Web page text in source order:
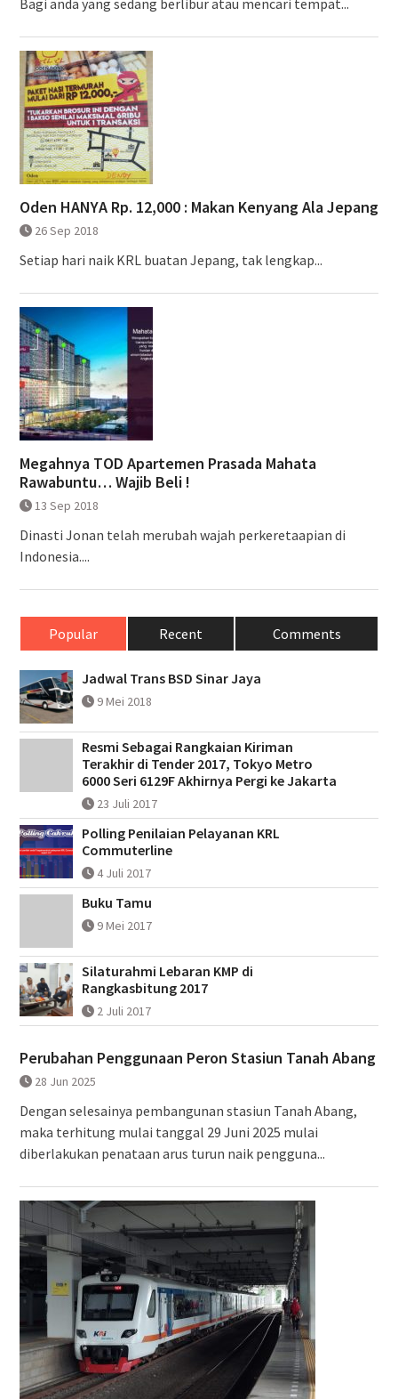
Bagi anda yang sedang berlibur atau mencari tempat...
Oden HANYA Rp. 12,000 : Makan Kenyang Ala Jepang
26 Sep 2018
Setiap hari naik KRL buatan Jepang, tak lengkap...
Megahnya TOD Apartemen Prasada Mahata
Rawabuntu… Wajib Beli !
13 Sep 2018
Dinasti Jonan telah merubah wajah perkeretaapian di
Indonesia....
Popular Recent Comments
Jadwal Trans BSD Sinar Jaya
9 Mei 2018
Resmi Sebagai Rangkaian Kiriman
Terakhir di Tender 2017, Tokyo Metro
6000 Seri 6129F Akhirnya Pergi ke Jakarta
23 Juli 2017
Polling Penilaian Pelayanan KRL
Commuterline
4 Juli 2017
Buku Tamu
9 Mei 2017
Silaturahmi Lebaran KMP di
Rangkasbitung 2017
2 Juli 2017
Perubahan Penggunaan Peron Stasiun Tanah Abang
28 Jun 2025
Dengan selesainya pembangunan stasiun Tanah Abang,
maka terhitung mulai tanggal 29 Juni 2025 mulai
diberlakukan penataan arus turun naik pengguna...